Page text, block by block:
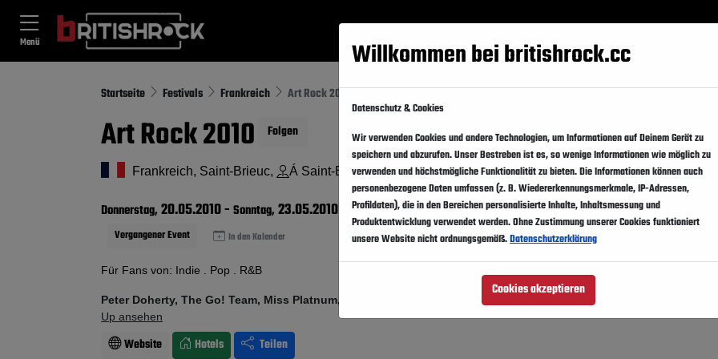
Menü
Festivals
Startseite Festivals Frankreich Art Rock 2010
Art Rock 2010 Folgen
Frankreich, Saint-Brieuc, Á Saint-Brieuc
Donnerstag, 20.05.2010- Sonntag, 23.05.2010
Vergangener Event In den Kalender
Für Fans von: Indie . Pop . R&B
Peter Doherty, The Go! Team, Miss Platnum, Vitalic, Ghinzu, Band Of Skulls, Oh No Ono
Up ansehen
Website Hotels Teilen
Willkommen bei britishrock.cc
Datenschutz & Cookies
Wir verwenden Cookies und andere Technologien, um Informationen auf Deinem Gerät zu
speichern und abzurufen. Unser Bestreben ist es, so wenige Informationen wie möglich zu
verwenden und höchstmögliche Funktionalität zu bieten. Die Informationen können auch
personenbezogene Daten umfassen (z. B. Wiedererkennungsmerkmale, IP-Adressen,
Profildaten), die in den Bereichen personalisierte Inhalte, Inhaltsmessung und
Produktentwicklung verwendet werden. Ohne Zustimmung unserer Cookies funktioniert
unsere Website nicht ordnungsgemäß.Datenschutzerklärung
Cookies akzeptieren